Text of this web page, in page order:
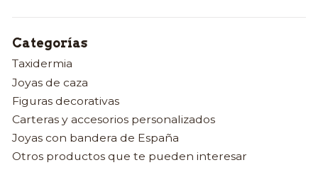
Categorías
Taxidermia
Joyas de caza
Figuras decorativas
Carteras y accesorios personalizados
Joyas con bandera de España
Otros productos que te pueden interesar